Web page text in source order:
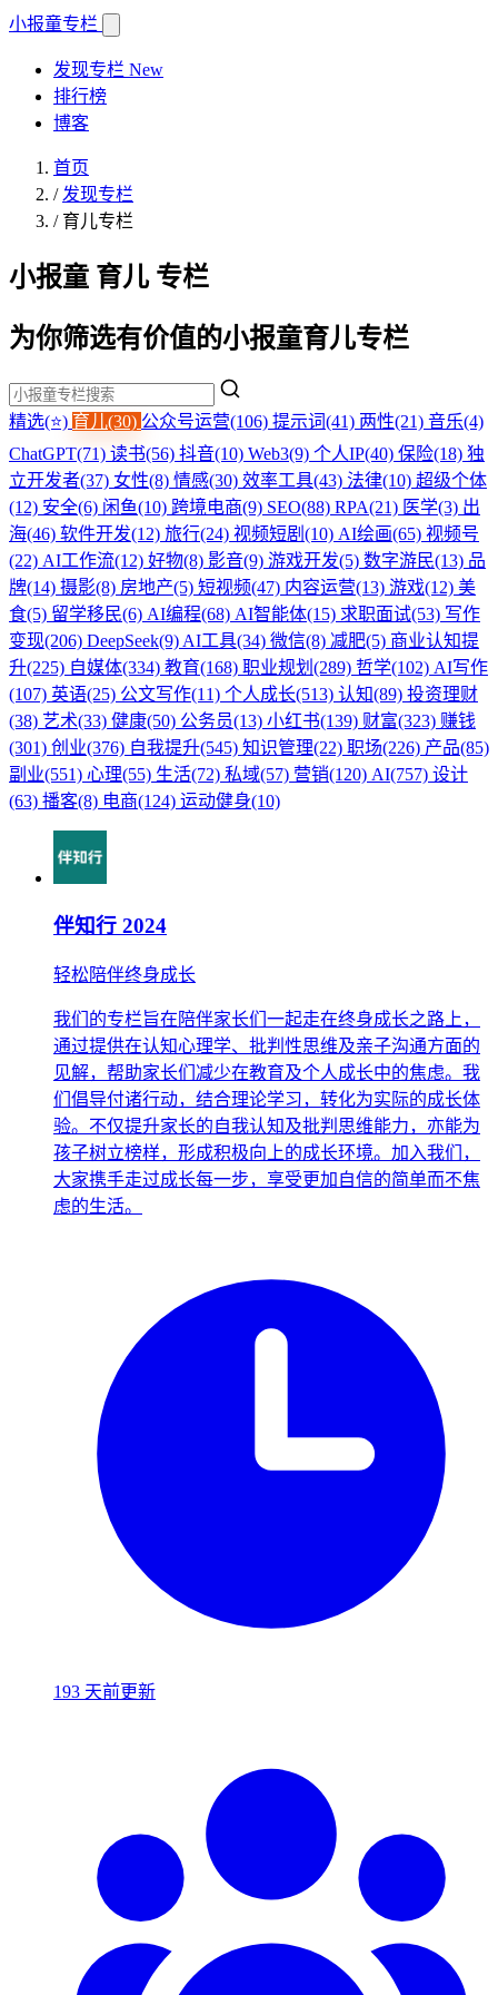
小报童专栏
发现专栏 New
排行榜
博客
首页
/ 发现专栏
/ 育儿专栏
小报童 育儿 专栏
为你筛选有价值的小报童育儿专栏
精选(⭐) 育儿(30) 公众号运营(106) 提示词(41) 两性(21) 音乐(4)
ChatGPT(71) 读书(56) 抖音(10) Web3(9) 个人IP(40) 保险(18) 独
立开发者(37) 女性(8) 情感(30) 效率工具(43) 法律(10) 超级个体
(12) 安全(6) 闲鱼(10) 跨境电商(9) SEO(88) RPA(21) 医学(3) 出
海(46) 软件开发(12) 旅行(24) 视频短剧(10) AI绘画(65) 视频号
(22) AI工作流(12) 好物(8) 影音(9) 游戏开发(5) 数字游民(13) 品
牌(14) 摄影(8) 房地产(5) 短视频(47) 内容运营(13) 游戏(12) 美
食(5) 留学移民(6) AI编程(68) AI智能体(15) 求职面试(53) 写作
变现(206) DeepSeek(9) AI工具(34) 微信(8) 减肥(5) 商业认知提
升(225) 自媒体(334) 教育(168) 职业规划(289) 哲学(102) AI写作
(107) 英语(25) 公文写作(11) 个人成长(513) 认知(89) 投资理财
(38) 艺术(33) 健康(50) 公务员(13) 小红书(139) 财富(323) 赚钱
(301) 创业(376) 自我提升(545) 知识管理(22) 职场(226) 产品(85)
副业(551) 心理(55) 生活(72) 私域(57) 营销(120) AI(757) 设计
(63) 播客(8) 电商(124) 运动健身(10)
伴知行 2024
轻松陪伴终身成长
我们的专栏旨在陪伴家长们一起走在终身成长之路上，
通过提供在认知心理学、批判性思维及亲子沟通方面的
见解，帮助家长们减少在教育及个人成长中的焦虑。我
们倡导付诸行动，结合理论学习，转化为实际的成长体
验。不仅提升家长的自我认知及批判思维能力，亦能为
孩子树立榜样，形成积极向上的成长环境。加入我们，
大家携手走过成长每一步，享受更加自信的简单而不焦
虑的生活。
193 天前更新